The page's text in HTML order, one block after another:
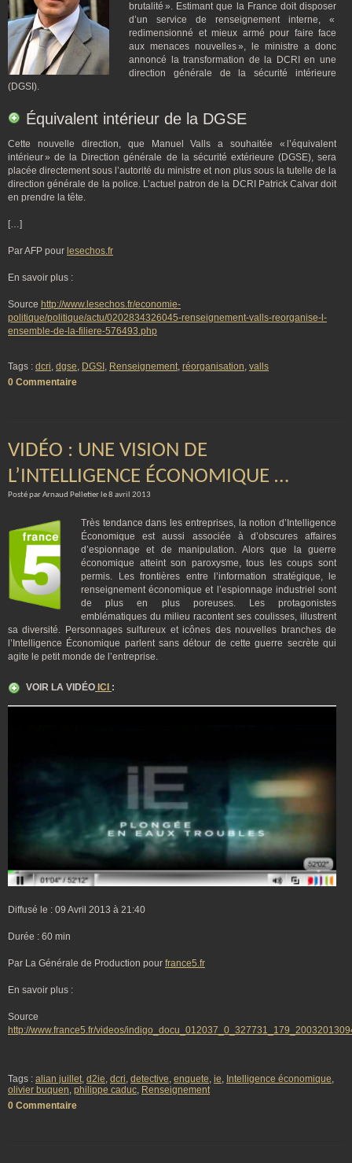
brutalité ». Estimant que la France doit disposer
d’un service de renseignement interne, «
redimensionné et mieux armé pour faire face
aux menaces nouvelles », le ministre a donc
annoncé la transformation de la DCRI en une
direction générale de la sécurité intérieure
(DGSI).
Équivalent intérieur de la DGSE
Cette nouvelle direction, que Manuel Valls a souhaitée « l’équivalent
intérieur » de la Direction générale de la sécurité extérieure (DGSE), sera
placée directement sous l’autorité du ministre et non plus sous la tutelle de la
direction générale de la police. L’actuel patron de la DCRI Patrick Calvar doit
en prendre la tête.
[…]
Par AFP pour lesechos.fr
En savoir plus :
Source http://www.lesechos.fr/economie-
politique/politique/actu/0202834326045-renseignement-valls-reorganise-l-
ensemble-de-la-filiere-576493.php
Tags : dcri, dgse, DGSI , Renseignement, réorganisation, valls
0 Commentaire
VIDÉO : UNE VISION DE
L’INTELLIGENCE ÉCONOMIQUE …
Posté par Arnaud Pelletier le 8 avril 2013
Très tendance dans les entreprises, la notion d’Intelligence
Économique est aussi associée à d’obscures affaires
d’espionnage et de manipulation. Alors que la guerre
économique atteint son paroxysme, tous les coups sont
permis. Les frontières entre l’information stratégique, le
renseignement économique et l’espionnage industriel sont
de plus en plus poreuses. Les protagonistes
emblématiques du milieu racontent ses coulisses, illustrent
sa diversité. Personnages sulfureux et icônes des nouvelles branches de
l’Intelligence Économique parlent sans détour de cette guerre secrète qui
agite le petit monde de l’entreprise.
VOIR LA VIDÉO ICI :
Diffusé le : 09 Avril 2013 à 21:40
Durée : 60 min
Par La Générale de Production pour france5.fr
En savoir plus :
Source
http://www.france5.fr/videos/
Tags : alian juillet, d2ie, dcri, detective, enquete, ie, Intelligence économique,
olivier buquen, philippe caduc, Renseignement
0 Commentaire